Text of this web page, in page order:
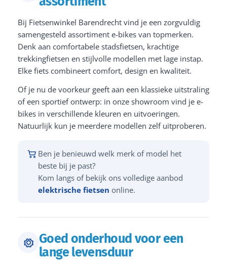
Bij Fietsenwinkel Barendrecht vind je een zorgvuldig
samengesteld assortiment e-bikes van topmerken.
Denk aan comfortabele stadsfietsen, krachtige
trekkingfietsen en stijlvolle modellen met lage instap.
Elke fiets combineert comfort, design en kwaliteit.
Of je nu de voorkeur geeft aan een klassieke uitstraling
of een sportief ontwerp: in onze showroom vind je e-
bikes in verschillende kleuren en uitvoeringen.
Natuurlijk kun je meerdere modellen zelf uitproberen.
Ben je benieuwd welk merk of model het
beste bij je past?
Kom langs of bekijk ons volledige aanbod
elektrische fietsen online.
Goed onderhoud voor een
lange levensduur